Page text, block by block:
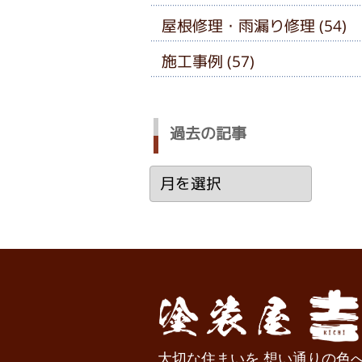
屋根修理・雨漏り修理 (54)
施工事例 (57)
過去の記事
過
去
記